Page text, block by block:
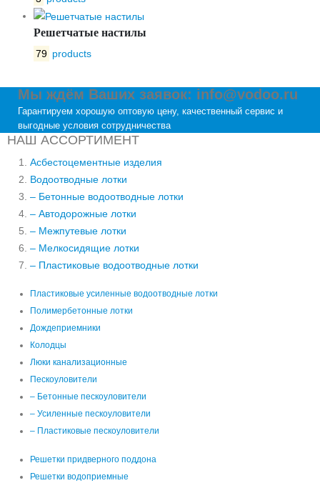
Решетчатые настилы
79 products
Мы ждём Ваших заявок: info@vodoo.ru
Гарантируем хорошую оптовую цену, качественный сервис и
выгодные условия сотрудничества
НАШ АССОРТИМЕНТ
Асбестоцементные изделия
Водоотводные лотки
– Бетонные водоотводные лотки
– Автодорожные лотки
– Межпутевые лотки
– Мелкосидящие лотки
– Пластиковые водоотводные лотки
Пластиковые усиленные водоотводные лотки
Полимербетонные лотки
Дождеприемники
Колодцы
Люки канализационные
Пескоуловители
– Бетонные пескоуловители
– Усиленные пескоуловители
– Пластиковые пескоуловители
Решетки придверного поддона
Решетки водоприемные